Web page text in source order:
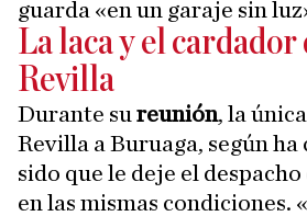
guarda «en un garaje sin
La laca y el cardador
Revilla
Durante su reunión, la
Revilla a Buruaga, según ha
sido que le deje el
en las mismas condiciones.